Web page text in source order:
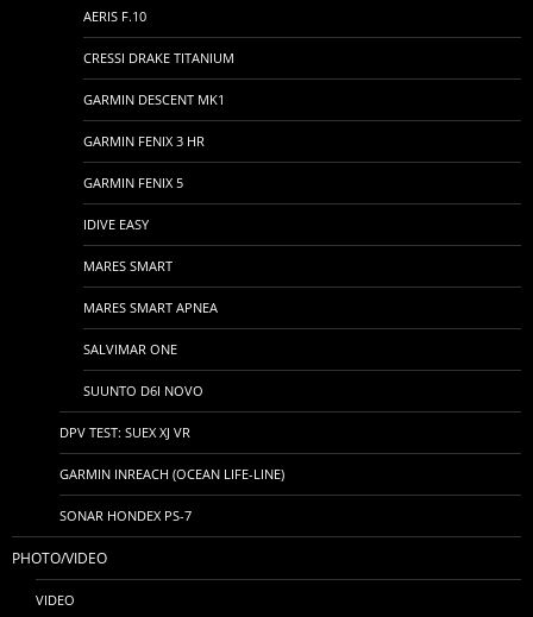
AERIS F.10
CRESSI DRAKE TITANIUM
GARMIN DESCENT MK1
GARMIN FENIX 3 HR
GARMIN FENIX 5
IDIVE EASY
MARES SMART
MARES SMART APNEA
SALVIMAR ONE
SUUNTO D6I NOVO
DPV TEST: SUEX XJ VR
GARMIN INREACH (OCEAN LIFE-LINE)
SONAR HONDEX PS-7
PHOTO/VIDEO
VIDEO